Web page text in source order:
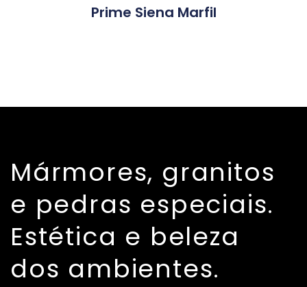
Prime Siena Marfil
Mármores, granitos
e pedras especiais.
Estética e beleza
dos ambientes.